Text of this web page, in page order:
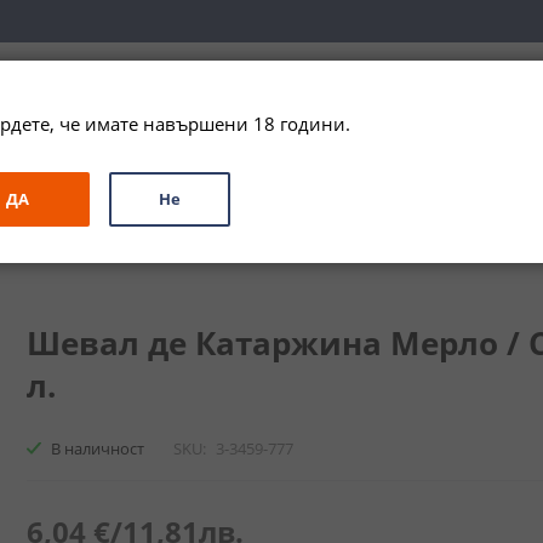
ЗА ПОДАРЪК ПРОМО СПЕЦИАЛНИ ПРЕДЛОЖЕНИЯ
Шевал де Катаржина Мерло /
л.
В наличност SKU 3-3459-777
6,04 €/11,81лв.
че имате навършени 18 години.
ДА Не